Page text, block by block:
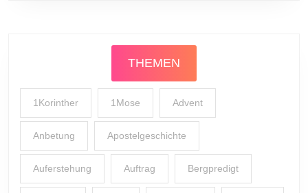
THEMEN
1Korinther 1Mose Advent
Anbetung Apostelgeschichte
Auferstehung Auftrag Bergpredigt